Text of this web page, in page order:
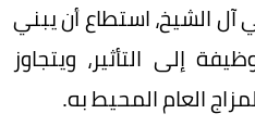
الشيخ، استطاع أن يبني
إلى التأثير، ويتجاوز
العام المحيط به.